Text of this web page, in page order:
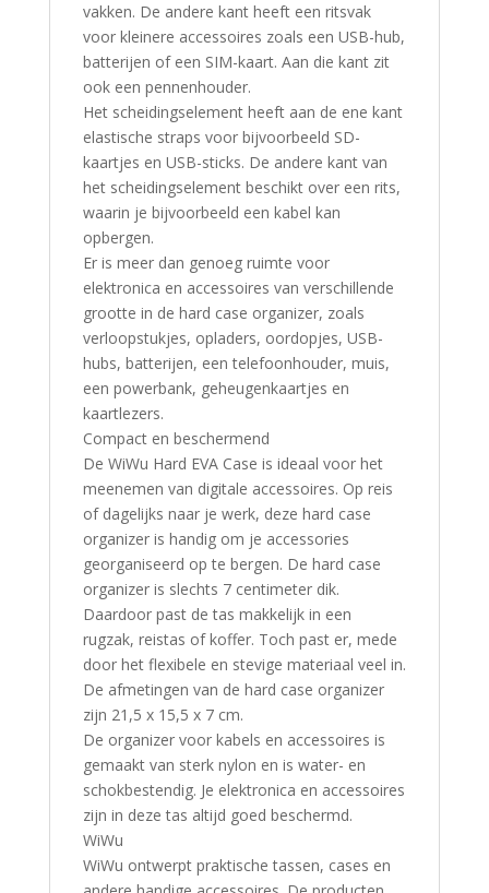
vakken. De andere kant heeft een ritsvak
voor kleinere accessoires zoals een USB-hub,
batterijen of een SIM-kaart. Aan die kant zit
ook een pennenhouder.
Het scheidingselement heeft aan de ene kant
elastische straps voor bijvoorbeeld SD-
kaartjes en USB-sticks. De andere kant van
het scheidingselement beschikt over een rits,
waarin je bijvoorbeeld een kabel kan
opbergen.
Er is meer dan genoeg ruimte voor
elektronica en accessoires van verschillende
grootte in de hard case organizer, zoals
verloopstukjes, opladers, oordopjes, USB-
hubs, batterijen, een telefoonhouder, muis,
een powerbank, geheugenkaartjes en
kaartlezers.
Compact en beschermend
De WiWu Hard EVA Case is ideaal voor het
meenemen van digitale accessoires. Op reis
of dagelijks naar je werk, deze hard case
organizer is handig om je accessories
georganiseerd op te bergen. De hard case
organizer is slechts 7 centimeter dik.
Daardoor past de tas makkelijk in een
rugzak, reistas of koffer. Toch past er, mede
door het flexibele en stevige materiaal veel in.
De afmetingen van de hard case organizer
zijn 21,5 x 15,5 x 7 cm.
De organizer voor kabels en accessoires is
gemaakt van sterk nylon en is water- en
schokbestendig. Je elektronica en accessoires
zijn in deze tas altijd goed beschermd.
WiWu
WiWu ontwerpt praktische tassen, cases en